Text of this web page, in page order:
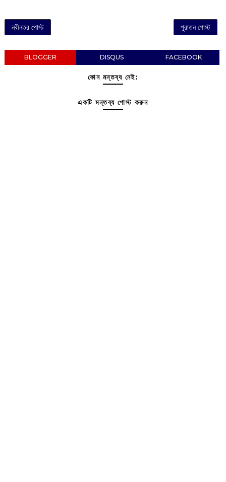
নবীনতর পোস্ট পুরাতন পোস্ট
BLOGGER DISQUS FACEBOOK
কোন মন্তব্য নেই:
একটি মন্তব্য পোস্ট করুন